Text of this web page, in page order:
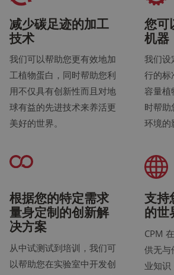
减少碳足迹的加工
技术
我们可以帮助您更有效地加
工植物蛋白，同时帮助您利
用不仅具有创新性而且对地
球有益的先进技术来养活更
美好的世界。
您可
机器
我们设
行的标
容量植
时帮助
环境的
根据您的特定需求
量身定制的创新解
决方案
从中试测试到培训，我们可
以帮助您在实验室中开发创
支持
的世
CPM
供无与
业知识